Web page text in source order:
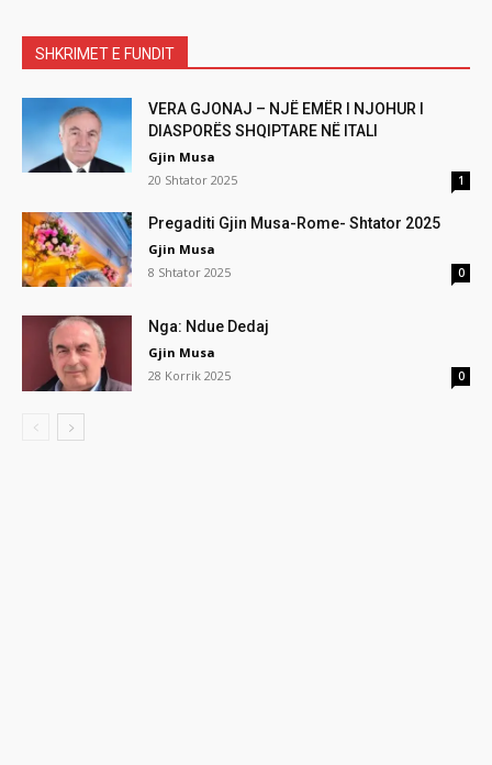
SHKRIMET E FUNDIT
VERA GJONAJ – NJË EMËR I NJOHUR I
DIASPORËS SHQIPTARE NË ITALI
Gjin Musa
20 Shtator 2025
1
Pregaditi Gjin Musa-Rome- Shtator 2025
Gjin Musa
8 Shtator 2025
0
Nga: Ndue Dedaj
Gjin Musa
28 Korrik 2025
0